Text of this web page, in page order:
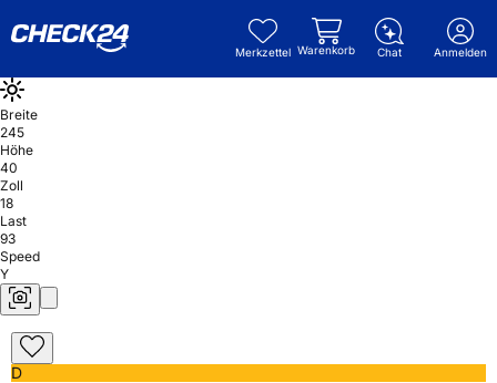
Merkzettel Warenkorb Chat Anmelden
Breite
245
Höhe
40
Zoll
18
Last
93
Speed
Y
D